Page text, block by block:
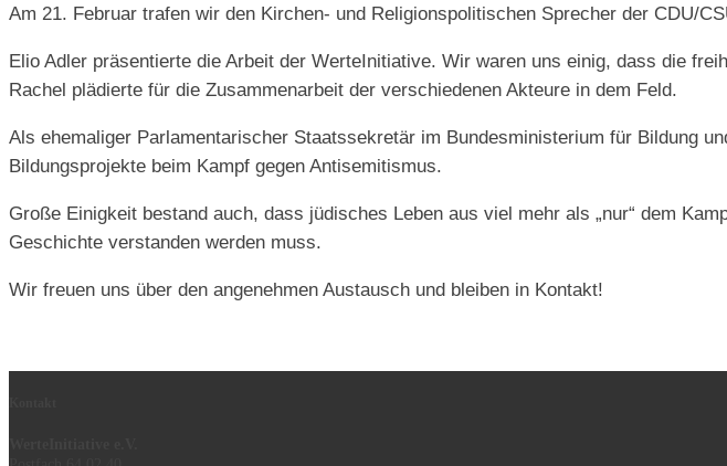
Am 21. Februar trafen wir den Kirchen- und Religionspolitischen Sprecher der CDU/
Elio Adler präsentierte die Arbeit der WerteInitiative. Wir waren uns einig, dass die
Rachel plädierte für die Zusammenarbeit der verschiedenen Akteure in dem Feld.
Als ehemaliger Parlamentarischer Staatssekretär im Bundesministerium für Bildung
Bildungsprojekte beim Kampf gegen Antisemitismus.
Große Einigkeit bestand auch, dass jüdisches Leben aus viel mehr als „nur“ dem
Geschichte verstanden werden muss.
Wir freuen uns über den angenehmen Austausch und bleiben in Kontakt!